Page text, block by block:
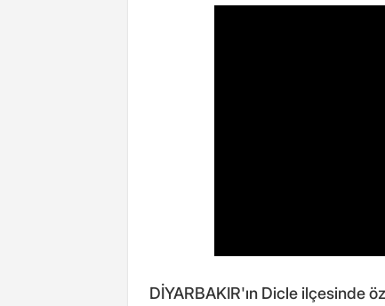
DİYARBAKIR'ın Dicle ilçesinde